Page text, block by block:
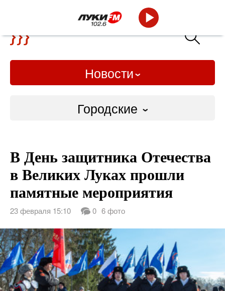
Новости
Городские
Слово Дело
Народные
ВТРК
В День защитника Отечества
в Великих Луках прошли
памятные мероприятия
23 февраля 15:10 0 6 фото